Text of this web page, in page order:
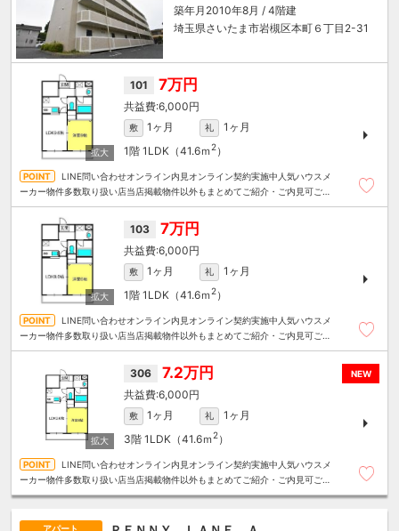
築年月2010年8月 / 4階建
埼玉県さいたま市岩槻区本町６丁目2-31
101 7万円
6,000円
敷 1ヶ月 礼
1ヶ月
1階 1LDK（41.6ｍ 2）
LINE問い合わせオンライン内見オンライン契約実施中人気ハウスメ
ーカー物件多数取り扱い店当店掲載物件以外もまとめてご紹介・ご内見可ご予
103 7万円
6,000円
敷 1ヶ月 礼
1ヶ月
1階 1LDK（41.6ｍ 2）
LINE問い合わせオンライン内見オンライン契約実施中人気ハウスメ
ーカー物件多数取り扱い店当店掲載物件以外もまとめてご紹介・ご内見可ご予
NEW
306 7.2万円
6,000円
敷 1ヶ月 礼
1ヶ月
3階 1LDK（41.6ｍ 2）
LINE問い合わせオンライン内見オンライン契約実施中人気ハウスメ
ーカー物件多数取り扱い店当店掲載物件以外もまとめてご紹介・ご内見可ご予
アパート